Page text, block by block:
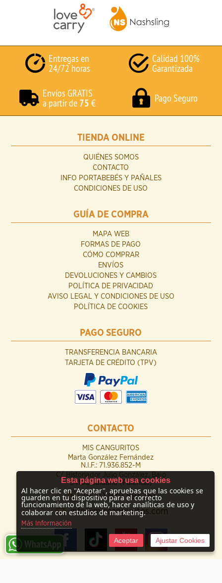
Entregas en
24/72 horas
Calidad 100%
Garantizada
Envíos GRATIS
a partir de 75 € Pago Seguro
TIENDA ONLINE
QUIÉNES SOMOS
CONTACTO
INFO PORTABEBÉS Y PAÑALES
CONDICIONES DE USO
GUÍA DE COMPRA
MAPA WEB
FORMAS DE PAGO
CÓMO COMPRAR
ENVÍOS
DEVOLUCIONES Y CAMBIOS
POLÍTICA DE PRIVACIDAD
AVISO LEGAL Y CONDICIONES DE USO
POLÍTICA DE COOKIES
PAGO SEGURO
TRANSFERENCIA BANCARIA
TARJETA DE CRÉDITO (TPV)
CONTACTO
MIS CANGURITOS
Marta González Fernández
N.I.F.: 71.936.852-M
C/ Historiador Julio González, Bajo
34100 Saldaña (Palencia)
(+34) 979 891 261
info@miscanguritos.com
Esta página web usa cookies
Al hacer clic en "Aceptar", apruebas que las cookies se
guarden en tu dispositivo para el correcto
funcionamiento de la web, hacer analíticas de uso y
colaborar con estudios de marketing.
Más Información
Aceptar Ajustar Cookies